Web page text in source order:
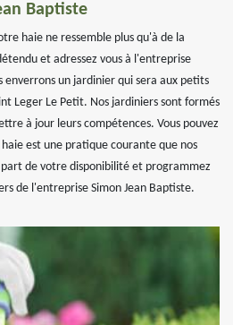
Baptiste
haie ne ressemble plus qu'à de la
et adressez vous à l'entreprise
enverrons un jardinier qui sera aux petits
Leger Le Petit. Nos jardiniers sont formés
à jour leurs compétences. Vous pouvez
est une pratique courante que nos
de votre disponibilité et programmez
de l'entreprise Simon Jean Baptiste.